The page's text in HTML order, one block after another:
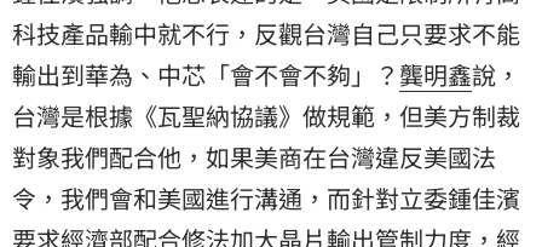
科技產品輸中就不行，反觀台灣自己只要求不能
輸出到華為、中芯「會不會不夠」？ 龔明鑫說，
台灣是根據《瓦聖納協議》做規範，但美方制裁
對象我們配合他，如果美商在台灣違反美國法
令，我們會和美國進行溝通，而針對立委鍾佳濱
要求經濟部配合修法加大晶片輸出管制力度，經